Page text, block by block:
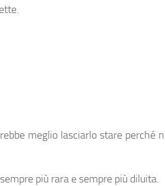
meglio lasciarlo stare perché
più rara e sempre più diluita.